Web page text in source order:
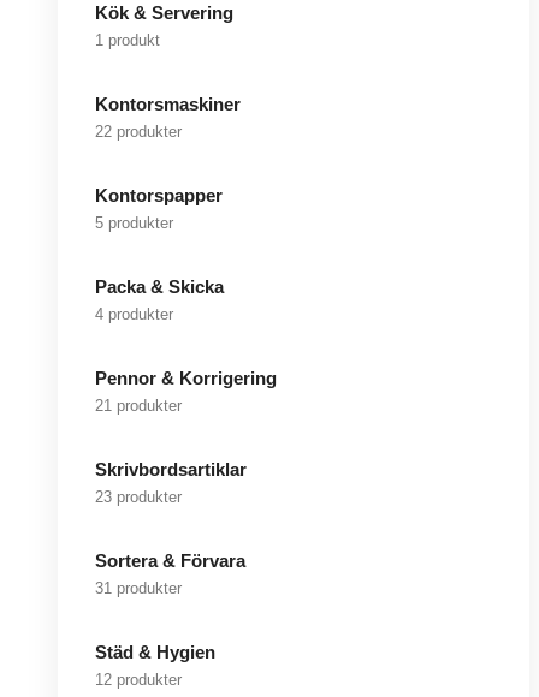
Kök & Servering
1 produkt
Kontorsmaskiner
22 produkter
Kontorspapper
5 produkter
Packa & Skicka
4 produkter
Pennor & Korrigering
21 produkter
Skrivbordsartiklar
23 produkter
Sortera & Förvara
31 produkter
Städ & Hygien
12 produkter